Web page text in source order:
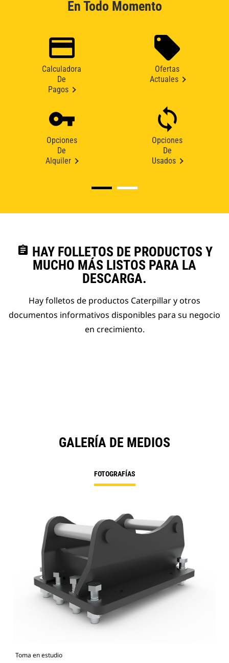
En Todo Momento
Calculadora
De
Pagos
Ofertas
Actuales
Opciones
De
Alquiler
Opciones
De
Usados
assignment HAY FOLLETOS DE PRODUCTOS Y
MUCHO MÁS LISTOS PARA LA
DESCARGA.
Hay folletos de productos Caterpillar y otros
documentos informativos disponibles para su negocio
en crecimiento.
GALERÍA DE MEDIOS
FOTOGRAFÍAS
Toma en estudio